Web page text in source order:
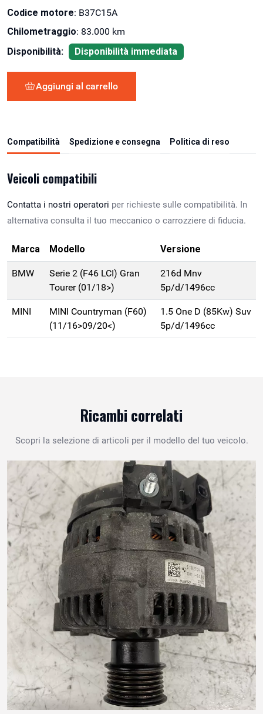
Codice motore: B37C15A
Chilometraggio: 83.000 km
Disponibilità:
Disponibilità immediata
Aggiungi al carrello
Compatibilità Spedizione e consegna Politica di reso
Veicoli compatibili
Contatta i nostri operatori per richieste sulle compatibilità. In
alternativa consulta il tuo meccanico o carrozziere di fiducia.
Marca Modello Versione
BMW
Serie 2 (F46 LCI) Gran
Tourer (01/18>)
216d Mnv
5p/d/1496cc
MINI
MINI Countryman (F60)
(11/16>09/20<)
1.5 One D (85Kw) Suv
5p/d/1496cc
Ricambi correlati
Scopri la selezione di articoli per il modello del tuo veicolo.